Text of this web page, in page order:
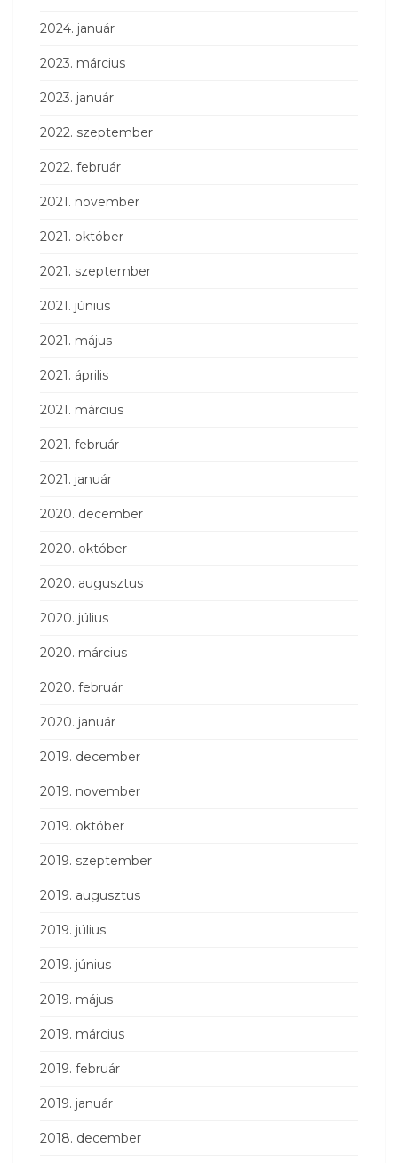
2024. január
2023. március
2023. január
2022. szeptember
2022. február
2021. november
2021. október
2021. szeptember
2021. június
2021. május
2021. április
2021. március
2021. február
2021. január
2020. december
2020. október
2020. augusztus
2020. július
2020. március
2020. február
2020. január
2019. december
2019. november
2019. október
2019. szeptember
2019. augusztus
2019. július
2019. június
2019. május
2019. március
2019. február
2019. január
2018. december